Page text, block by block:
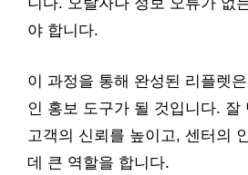
야 합니다.
이 과정을 통해 완성된 리플렛
인 홍보 도구가 될 것입니다. 잘
고객의 신뢰를 높이고, 센터의
데 큰 역할을 합니다.